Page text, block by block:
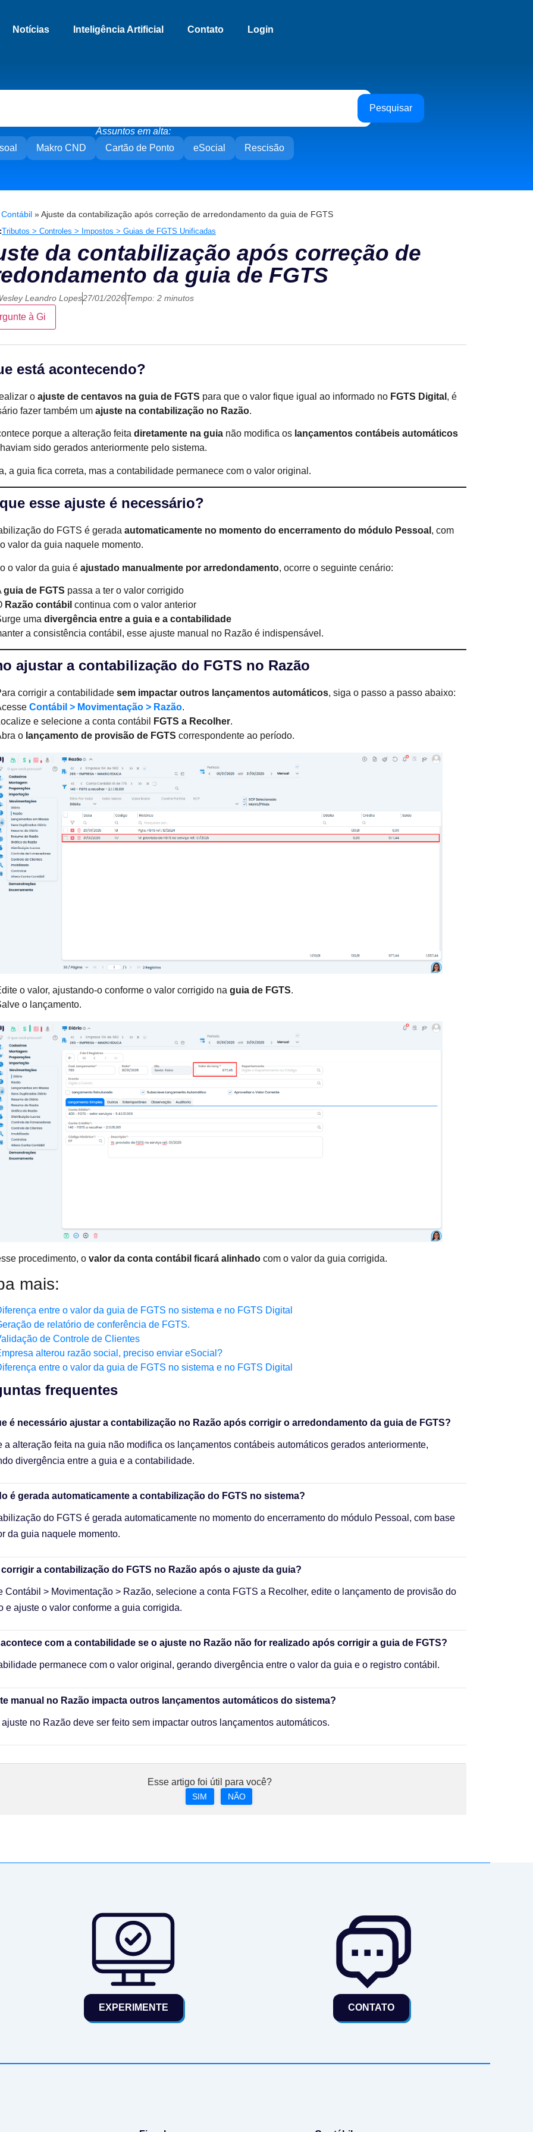
Notícias Inteligência Artificial Contato Login
Pesquisar
Assuntos em alta:
Makro CND Cartão de Ponto eSocial Rescisão
Contábil » Ajuste da contabilização após correção de arredondamento da guia de FGTS
Tributos > Controles > Impostos > Guias de FGTS Unificadas
da contabilização após correção de
da guia de FGTS
Leandro Lopes27/01/2026Tempo: 2 minutos
à Gi
está acontecendo?
o ajuste de centavos na guia de FGTS para que o valor fique igual ao informado no FGTS Digital , é
fazer também um ajuste na contabilização no Razão.
porque a alteração feita diretamente na guia não modifica os lançamentos contábeis automáticos
sido gerados anteriormente pelo sistema.
a guia fica correta, mas a contabilidade permanece com o valor original.
esse ajuste é necessário?
do FGTS é gerada automaticamente no momento do encerramento do módulo Pessoal , com
valor da guia naquele momento.
o valor da guia é ajustado manualmente por arredondamento, ocorre o seguinte cenário:
guia de FGTS passa a ter o valor corrigido
Razão contábil continua com o valor anterior
uma divergência entre a guia e a contabilidade
a consistência contábil, esse ajuste manual no Razão é indispensável.
ajustar a contabilização do FGTS no Razão
corrigir a contabilidade sem impactar outros lançamentos automáticos, siga o passo a passo abaixo:
Contábil > Movimentação > Razão.
e selecione a conta contábil
FGTS a Recolher.
o lançamento de provisão de FGTS correspondente ao período.
o valor, ajustando-o conforme o valor corrigido na guia de FGTS.
o lançamento.
procedimento, o valor da conta contábil ficará alinhado com o valor da guia corrigida.
mais:
entre o valor da guia de FGTS no sistema e no FGTS Digital
de relatório de conferência de FGTS.
de Controle de Clientes
alterou razão social, preciso enviar eSocial?
entre o valor da guia de FGTS no sistema e no FGTS Digital
frequentes​
é necessário ajustar a contabilização no Razão após corrigir o arredondamento da guia de FGTS?
a alteração feita na guia não modifica os lançamentos contábeis automáticos gerados anteriormente,
divergência entre a guia e a contabilidade.
é gerada automaticamente a contabilização do FGTS no sistema?
do FGTS é gerada automaticamente no momento do encerramento do módulo Pessoal, com base
da guia naquele momento.
a contabilização do FGTS no Razão após o ajuste da guia?
Contábil > Movimentação > Razão, selecione a conta FGTS a Recolher, edite o lançamento de provisão do
e ajuste o valor conforme a guia corrigida.
com a contabilidade se o ajuste no Razão não for realizado após corrigir a guia de FGTS?
permanece com o valor original, gerando divergência entre o valor da guia e o registro contábil.
manual no Razão impacta outros lançamentos automáticos do sistema?
no Razão deve ser feito sem impactar outros lançamentos automáticos.
Esse artigo foi útil para você?
SIM NÃO
EXPERIMENTE CONTATO